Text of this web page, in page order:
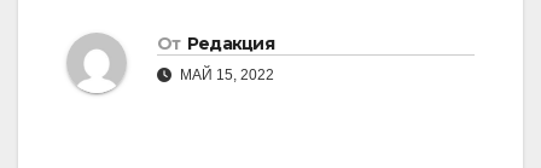
От Редакция
МАЙ 15, 2022